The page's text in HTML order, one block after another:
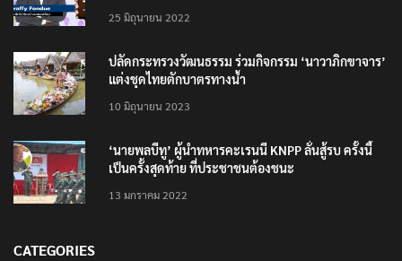
25 มิถุนายน 2022
ปลัดกระทรวงวัฒนธรรม ร่วมกิจกรรม ‘นาวาภิกขาจาร’
แต่งชุดไทยตักบาตรทางน้ำ
10 มิถุนายน 2023
‘นายพลบีทู’ ผู้นำทหารคะเรนนี KNPP ลั่นสู้รบ ครั้งนี้
เป็นครั้งสุดท้าย ที่ประชาชนต้องชนะ
13 มกราคม 2022
CATEGORIES